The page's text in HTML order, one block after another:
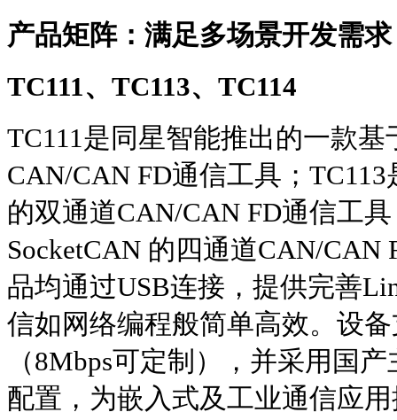
产品矩阵：满足多场景开发需求
TC111、TC113、TC114
TC111是同星智能推出的一款基
CAN/CAN FD通信工具；
的双通道CAN/CAN FD通信工
SocketCAN 的四通道CAN/CAN
品均通过USB连接，提供完善
信如网络编程般简单高效。设
（8Mbps可定制），并采用国
配置，为嵌入式及工业通信应